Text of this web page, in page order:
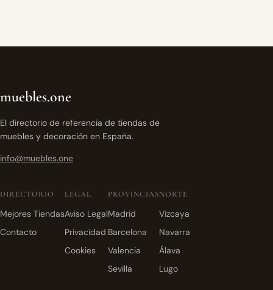
muebles.one
El directorio de referencia de tiendas de
muebles y decoración en España.
info@muebles.one
DIRECTORIO
Mejores Tiendas
Contacto
LEGAL
Aviso Legal
Privacidad
Cookies
PROVINCIAS
Madrid
Barcelona
Valencia
Sevilla
NORTE
Vizcaya
Navarra
Álava
Lugo